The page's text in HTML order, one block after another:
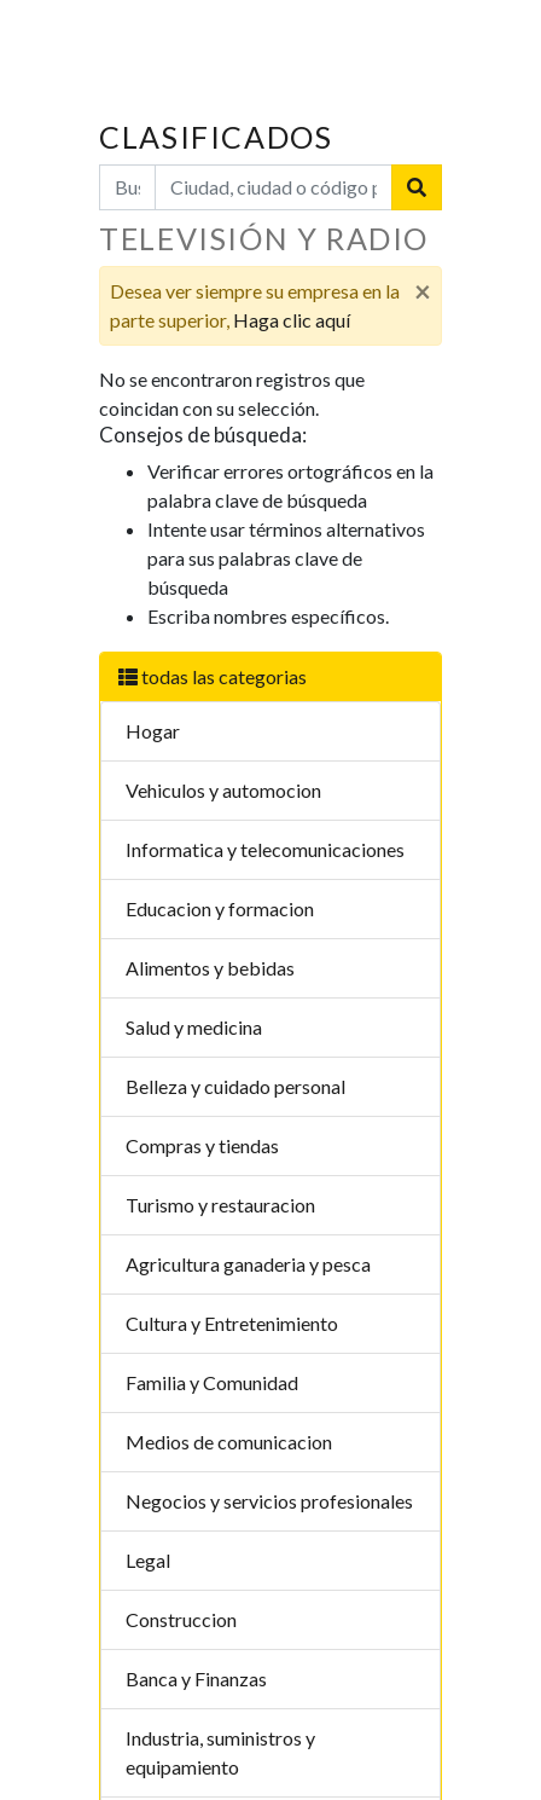
todas las categorias
Hogar
Vehiculos y automocion
Informatica y telecomunicaciones
Educacion y formacion
Alimentos y bebidas
Salud y medicina
Belleza y cuidado personal
Compras y tiendas
Turismo y restauracion
Agricultura ganaderia y pesca
Cultura y Entretenimiento
Familia y Comunidad
Medios de comunicacion
Negocios y servicios profesionales
Legal
Construccion
Banca y Finanzas
Industria, suministros y
equipamiento
CLASIFICADOS
TELEVISIÓN Y RADIO
×
Desea ver siempre su empresa en la
parte superior, Haga clic aquí
No se encontraron registros que
coincidan con su selección.
Consejos de búsqueda:
Verificar errores ortográficos en la
palabra clave de búsqueda
Intente usar términos alternativos
para sus palabras clave de
búsqueda
Escriba nombres específicos.